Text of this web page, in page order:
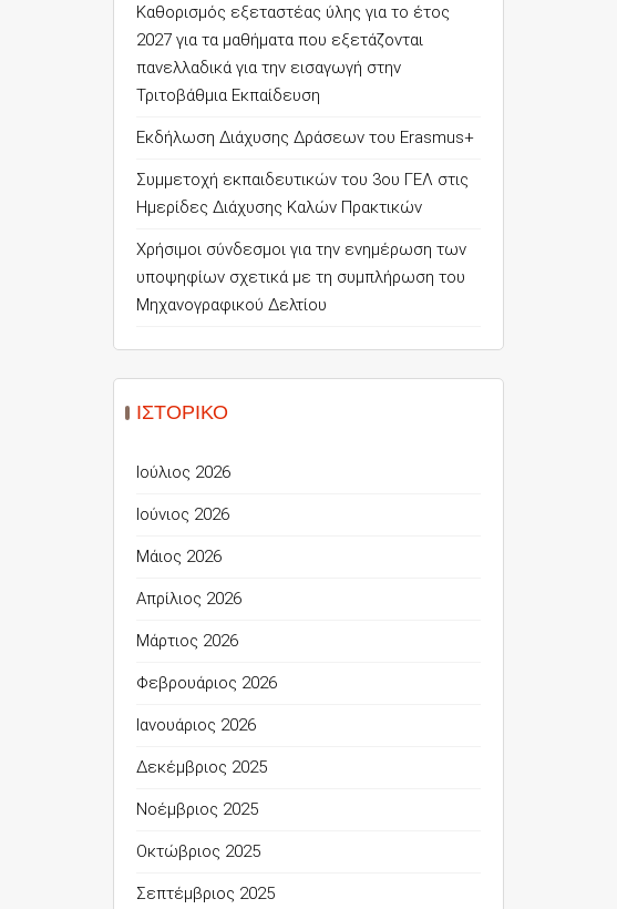
Καθορισμός εξεταστέας ύλης για το έτος
2027 για τα μαθήματα που εξετάζονται
πανελλαδικά για την εισαγωγή στην
Τριτοβάθμια Εκπαίδευση
Εκδήλωση Διάχυσης Δράσεων του Erasmus+
Συμμετοχή εκπαιδευτικών του 3ου ΓΕΛ στις
Ημερίδες Διάχυσης Καλών Πρακτικών
Χρήσιμοι σύνδεσμοι για την ενημέρωση των
υποψηφίων σχετικά με τη συμπλήρωση του
Μηχανογραφικού Δελτίου
ΙΣΤΟΡΙΚΌ
Ιούλιος 2026
Ιούνιος 2026
Μάιος 2026
Απρίλιος 2026
Μάρτιος 2026
Φεβρουάριος 2026
Ιανουάριος 2026
Δεκέμβριος 2025
Νοέμβριος 2025
Οκτώβριος 2025
Σεπτέμβριος 2025